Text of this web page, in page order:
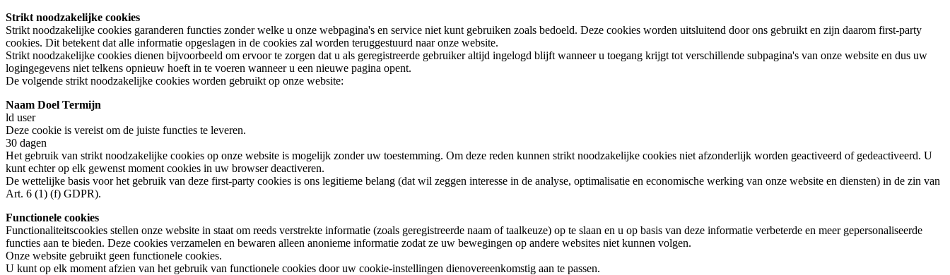
Strikt noodzakelijke cookies
Strikt noodzakelijke cookies garanderen functies zonder welke u onze webpagina's en service niet kunt gebruiken zoals bedoeld. Deze cookies worden uitsluitend door ons gebruikt en zijn daarom first-party
cookies. Dit betekent dat alle informatie opgeslagen in de cookies zal worden teruggestuurd naar onze website.
Strikt noodzakelijke cookies dienen bijvoorbeeld om ervoor te zorgen dat u als geregistreerde gebruiker altijd ingelogd blijft wanneer u toegang krijgt tot verschillende subpagina's van onze website en dus uw
logingegevens niet telkens opnieuw hoeft in te voeren wanneer u een nieuwe pagina opent.
De volgende strikt noodzakelijke cookies worden gebruikt op onze website:
Naam Doel Termijn
ld user
Deze cookie is vereist om de juiste functies te leveren.
30 dagen
Het gebruik van strikt noodzakelijke cookies op onze website is mogelijk zonder uw toestemming. Om deze reden kunnen strikt noodzakelijke cookies niet afzonderlijk worden geactiveerd of gedeactiveerd. U
kunt echter op elk gewenst moment cookies in uw browser deactiveren.
De wettelijke basis voor het gebruik van deze first-party cookies is ons legitieme belang (dat wil zeggen interesse in de analyse, optimalisatie en economische werking van onze website en diensten) in de zin van
Art. 6 (1) (f) GDPR).
Functionele cookies
Functionaliteitscookies stellen onze website in staat om reeds verstrekte informatie (zoals geregistreerde naam of taalkeuze) op te slaan en u op basis van deze informatie verbeterde en meer gepersonaliseerde
functies aan te bieden. Deze cookies verzamelen en bewaren alleen anonieme informatie zodat ze uw bewegingen op andere websites niet kunnen volgen.
Onze website gebruikt geen functionele cookies.
U kunt op elk moment afzien van het gebruik van functionele cookies door uw cookie-instellingen dienovereenkomstig aan te passen.